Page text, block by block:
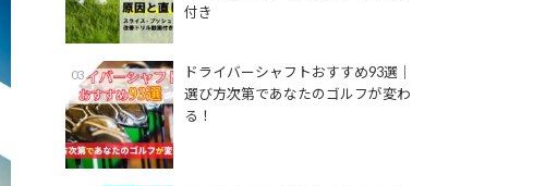
付き
03
ドライバーシャフトおすすめ93選│
選び方次第であなたのゴルフが変わ
る！